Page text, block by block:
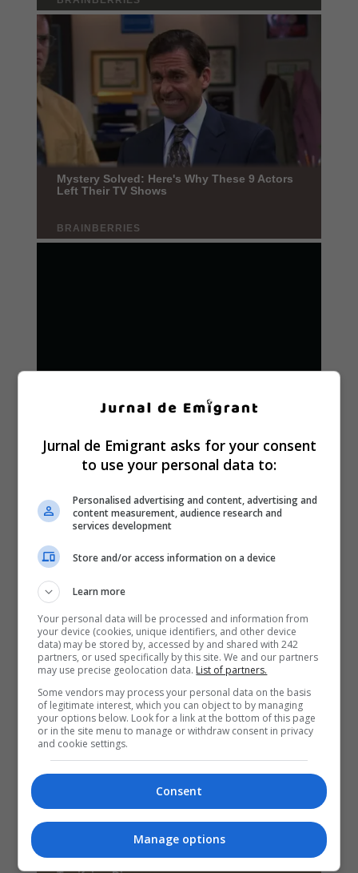
Jurnal de Emigrant asks for your consent
to use your personal data to:
Personalised advertising and content, advertising and
content measurement, audience research and
services development
Store and/or access information on a device
Learn more
Your personal data will be processed and information from
your device (cookies, unique identifiers, and other device
data) may be stored by, accessed by and shared with 242
partners, or used specifically by this site. We and our partners
may use precise geolocation data. List of partners.
Some vendors may process your personal data on the basis
of legitimate interest, which you can object to by managing
your options below. Look for a link at the bottom of this page
or in the site menu to manage or withdraw consent in privacy
and cookie settings.
Consent
Manage options